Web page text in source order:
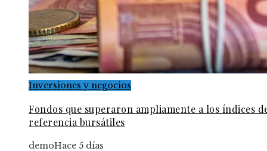
Inversiones y negocios
Fondos que superaron ampliamente a los índices
referencia bursátiles
demoHace 5 días